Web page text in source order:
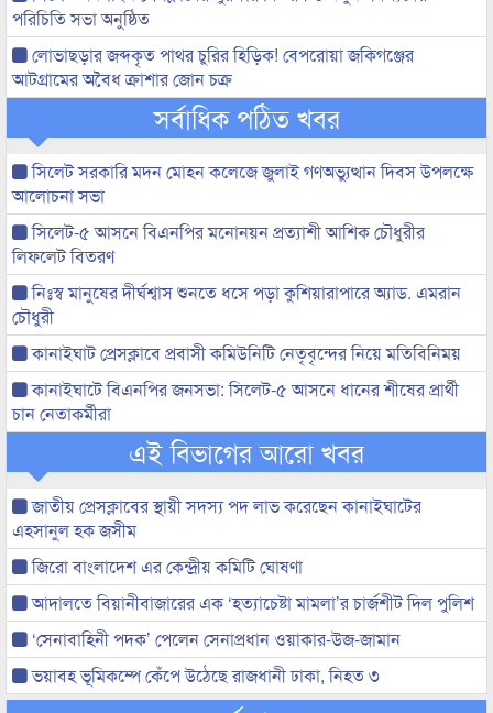
পরিচিতি সভা অনুষ্ঠিত
লোভাছড়ার জব্দকৃত পাথর চুরির হিড়িক! বেপরোয়া জকিগঞ্জের
আটগ্রামের অবৈধ ক্রাশার জোন চক্র
সর্বাধিক পঠিত খবর
সিলেট সরকারি মদন মোহন কলেজে জুলাই গণঅভ্যুত্থান দিবস উপলক্ষে
আলোচনা সভা
সিলেট-৫ আসনে বিএনপির মনোনয়ন প্রত্যাশী আশিক চৌধুরীর
লিফলেট বিতরণ
নিঃস্ব মানুষের দীর্ঘশ্বাস শুনতে ধসে পড়া কুশিয়ারাপারে অ্যাড. এমরান
চৌধুরী
কানাইঘাট প্রেসক্লাবে প্রবাসী কমিউনিটি নেতৃবৃন্দের নিয়ে মতিবিনিময়
কানাইঘাটে বিএনপির জনসভা: সিলেট-৫ আসনে ধানের শীষের প্রার্থী
চান নেতাকর্মীরা
এই বিভাগের আরো খবর
জাতীয় প্রেসক্লাবের স্থায়ী সদস্য পদ লাভ করেছেন কানাইঘাটের
এহসানুল হক জসীম
জিরো বাংলাদেশ এর কেন্দ্রীয় কমিটি ঘোষণা
আদালতে বিয়ানীবাজারের এক ‘হত্যাচেষ্টা মামলা’র চার্জশীট দিল পুলিশ
‘সেনাবাহিনী পদক’ পেলেন সেনাপ্রধান ওয়াকার-উজ-জামান
ভয়াবহ ভূমিকম্পে কেঁপে উঠেছে রাজধানী ঢাকা, নিহত ৩